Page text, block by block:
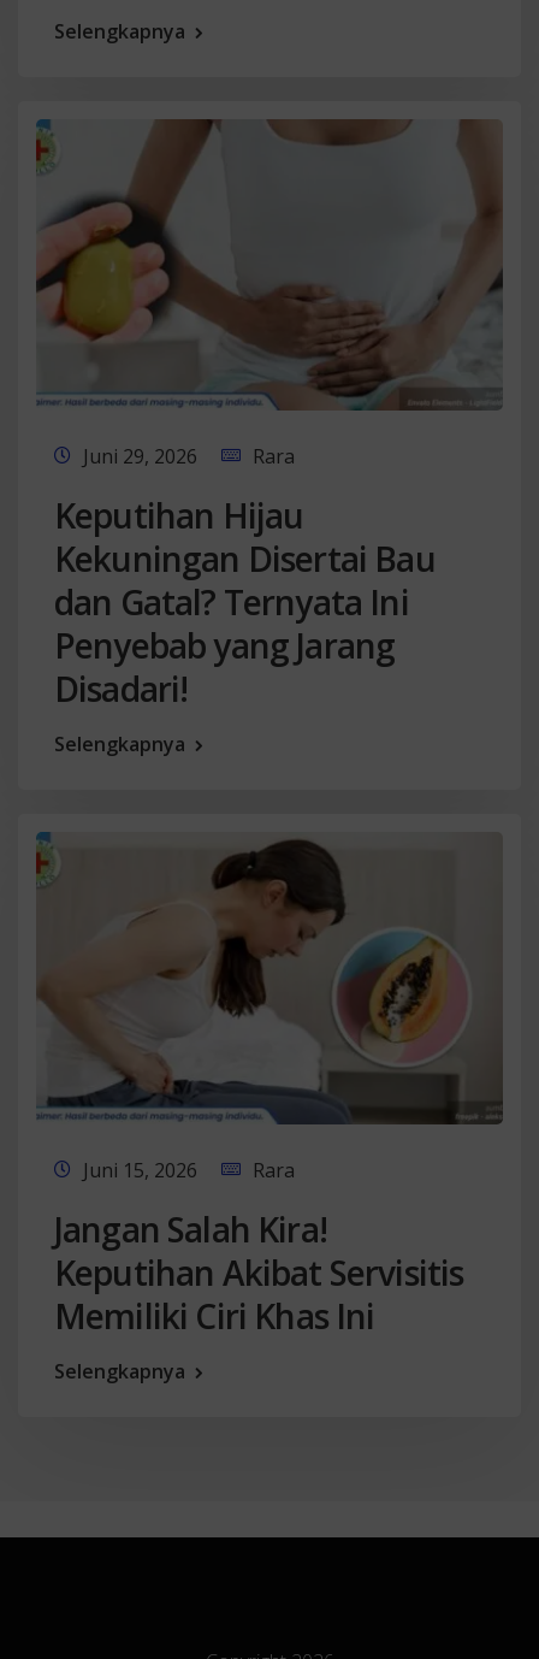
Selengkapnya
Juni 29, 2026 Rara
Keputihan Hijau
Kekuningan Disertai Bau
dan Gatal? Ternyata Ini
Penyebab yang Jarang
Disadari!
Selengkapnya
Juni 15, 2026 Rara
Jangan Salah Kira!
Keputihan Akibat Servisitis
Memiliki Ciri Khas Ini
Selengkapnya